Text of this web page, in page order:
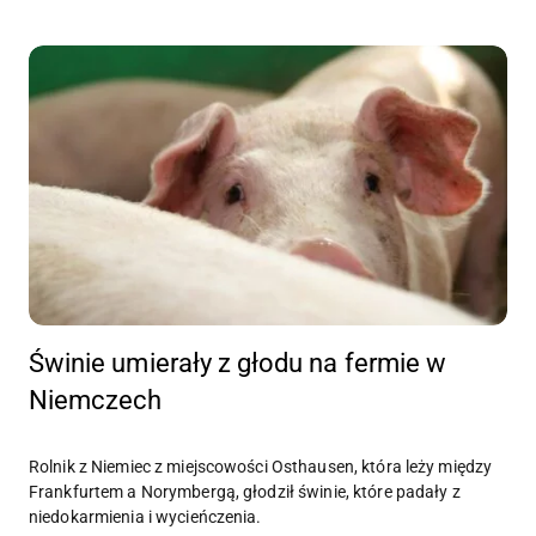
Świnie umierały z głodu na fermie w
Niemczech
Rolnik z Niemiec z miejscowości Osthausen, która leży między
Frankfurtem a Norymbergą, głodził świnie, które padały z
niedokarmienia i wycieńczenia.